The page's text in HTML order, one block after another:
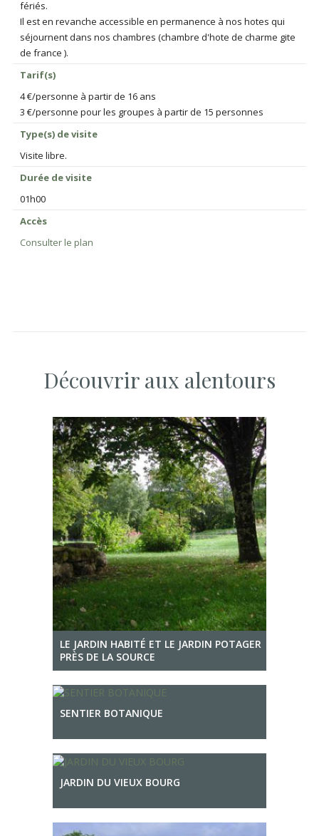
fériés.
Il est en revanche accessible en permanence à nos hotes qui
séjournent dans nos chambres (chambre d'hote de charme gite
de france ).
Tarif(s)
4 €/personne à partir de 16 ans
3 €/personne pour les groupes à partir de 15 personnes
Type(s) de visite
Visite libre.
Durée de visite
01h00
Accès
Consulter le plan
Découvrir aux alentours
LE JARDIN HABITÉ ET LE JARDIN POTAGER
PRÈS DE LA SOURCE
SENTIER BOTANIQUE
JARDIN DU VIEUX BOURG